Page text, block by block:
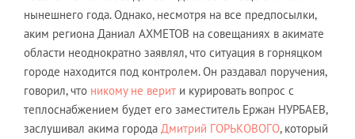
нынешнего года. Однако, несмотря на все предпосылки,
аким региона Даниал АХМЕТОВ на совещаниях в акимате
области неоднократно заявлял, что ситуация в горняцком
городе находится под контролем. Он раздавал поручения,
говорил, что никому не верит и курировать вопрос с
теплоснабжением будет его заместитель Ержан НУРБАЕВ,
заслушивал акима города Дмитрий ГОРЬКОВОГО, который